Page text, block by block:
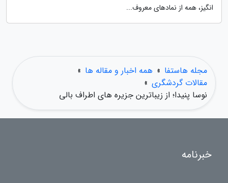
انگیز، همه از نمادهای معروف...
مجله هاستفا » همه اخبار و مقاله ها »
مقالات گردشگری »
نوسا پنیدا؛ از زیباترین جزیره های اطراف بالی
خبرنامه